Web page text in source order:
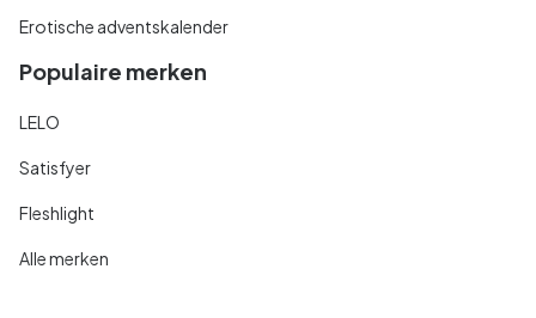
Erotische adventskalender
Populaire merken
LELO
Satisfyer
Fleshlight
Alle merken